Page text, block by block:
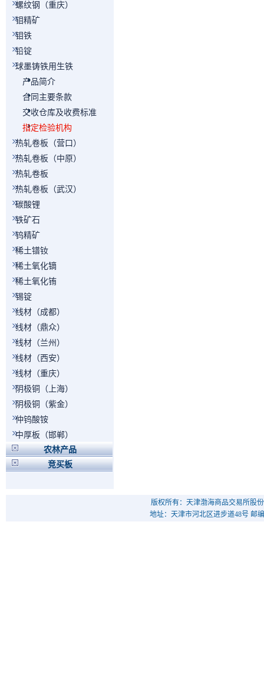
螺纹钢（重庆）
钼精矿
钼铁
铅锭
球墨铸铁用生铁
产品简介
合同主要条款
交收仓库及收费标准
指定检验机构
热轧卷板（营口）
热轧卷板（中原）
热轧卷板
热轧卷板（武汉）
碳酸锂
铁矿石
钨精矿
稀土镨钕
稀土氧化镝
稀土氧化铕
锡锭
线材（成都）
线材（鼎众）
线材（兰州）
线材（西安）
线材（重庆）
阴极铜（上海）
阴极铜（紫金）
仲钨酸铵
中厚板（邯郸）
农林产品
竞买板
版权所有：天津渤海商品交易所股
地址：天津市河北区进步道48号 邮